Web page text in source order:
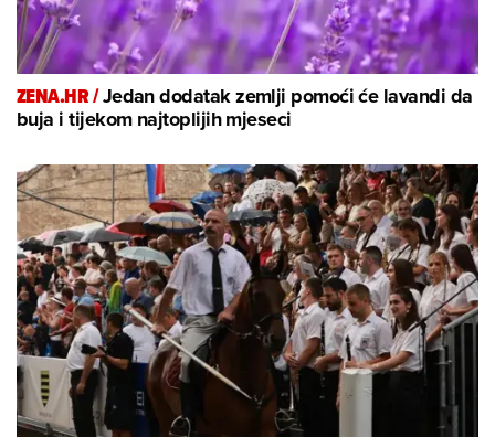
ZENA.HR /Jedan dodatak zemlji pomoći će lavandi da
buja i tijekom najtoplijih mjeseci